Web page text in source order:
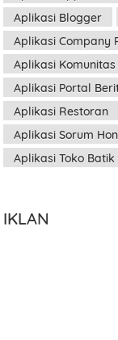
Aplikasi Blogger
Aplikasi Company
Aplikasi Komunitas
Aplikasi Portal
Aplikasi Restoran
Aplikasi Sorum
Aplikasi Toko Batik
IKLAN